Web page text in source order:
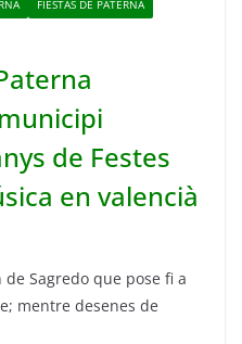
FIESTAS DE PATERNA
de Festes
en valencià
Sagredo que pose fi a
mentre desenes de